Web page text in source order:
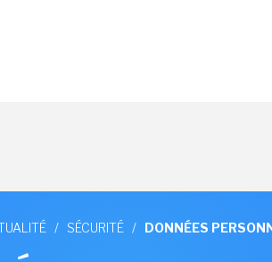
/ SÉCURITÉ / DONNÉES